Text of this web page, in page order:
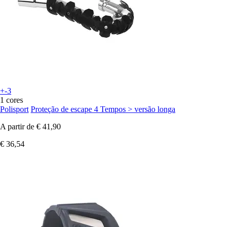
+-3
1 cores
Polisport Proteção de escape 4 Tempos > versão longa
A partir de € 41,90
€ 36,54